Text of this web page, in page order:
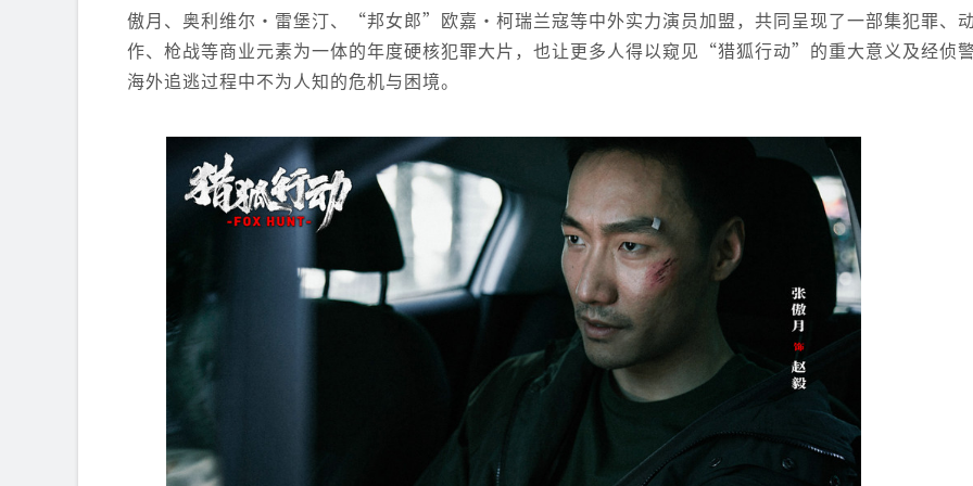
傲月、奥利维尔·雷堡汀、“邦女郎”欧嘉·柯瑞兰寇等中外实力演员加盟，共同呈现了一部集犯罪、
作、枪战等商业元素为一体的年度硬核犯罪大片，也让更多人得以窥见“猎狐行动”的重大意义及经侦
海外追逃过程中不为人知的危机与困境。